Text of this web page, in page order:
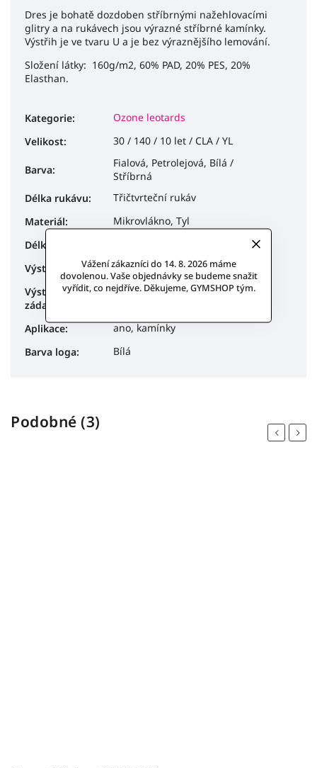
Vážení zákazníci do 14. 8. 2026 máme
dovolenou. Vaše objednávky se budeme snažit
vyřídit, co nejdříve. Děkujeme, GYMSHOP tým.
Dres je bohatě dozdoben stříbrnými nažehlovacími
glitry a na rukávech jsou výrazné stříbrné kamínky.
Výstřih je ve tvaru U a je bez výraznějšího lemování.
Složení látky: 160g/m2, 60% PAD, 20% PES, 20%
Elasthan.
Kategorie:
Ozone leotards
Velikost: 30 / 140 / 10 let / CLA / YL
Barva:
Fialová, Petrolejová, Bílá /
Stříbrná
Délka rukávu:
Třičtvrteční rukáv
Materiál:
Mikrovlákno, Tyl
Délka rukávu
Výstřih
U
Výstřih -
záda
U
Aplikace:
ano, kamínky
Barva loga: Bílá
Podobné (3)
Previous
Next